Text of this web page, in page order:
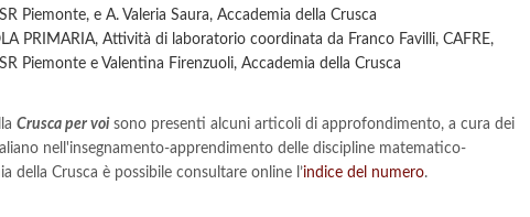
Piemonte, e A. Valeria Saura, Accademia della Crusca
PRIMARIA, Attività di laboratorio coordinata da Franco Favilli, CAFRE,
Piemonte e Valentina Firenzuoli, Accademia della Crusca
Crusca per voisono presenti alcuni articoli di approfondimento, a cura dei
nell'insegnamento-apprendimento delle discipline matematico-
della Crusca è possibile consultare online l’indice del numero.